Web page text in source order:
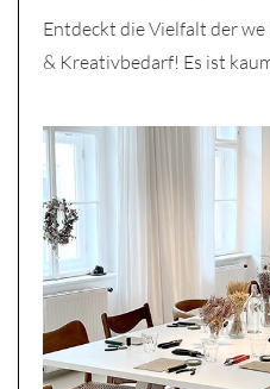
Entdeckt die Vielfalt der
& Kreativbedarf! Es ist